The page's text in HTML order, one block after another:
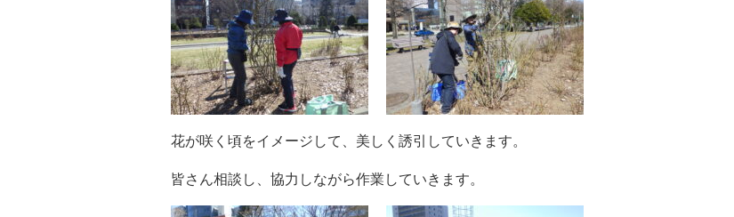
花が咲く頃をイメージして、美しく誘引していきます。
皆さん相談し、協力しながら作業していきます。